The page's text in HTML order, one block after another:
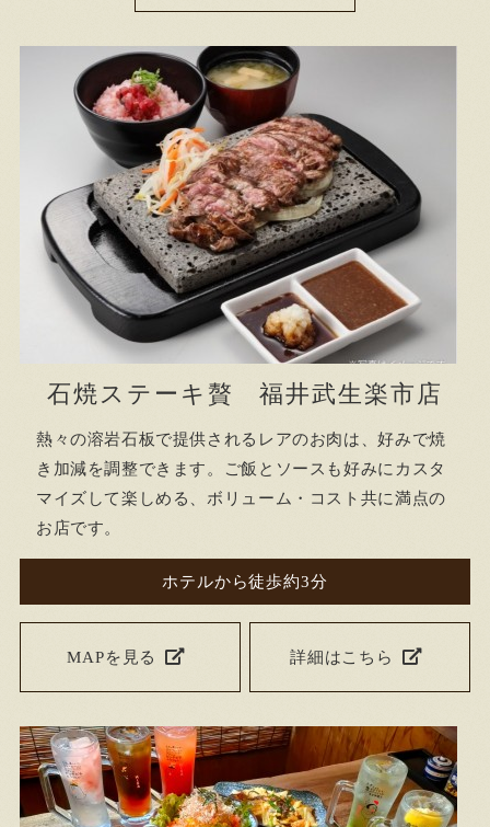
石焼ステーキ贅 福井武生楽市店
熱々の溶岩石板で提供されるレアのお肉は、好みで焼
き加減を調整できます。ご飯とソースも好みにカスタ
マイズして楽しめる、ボリューム・コスト共に満点の
お店です。
ホテルから徒歩約3分
MAPを見る 詳細はこちら